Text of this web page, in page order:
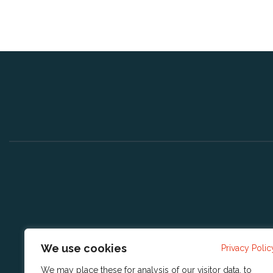
We use cookies Privacy
We may place these for analysis of our visitor data, to